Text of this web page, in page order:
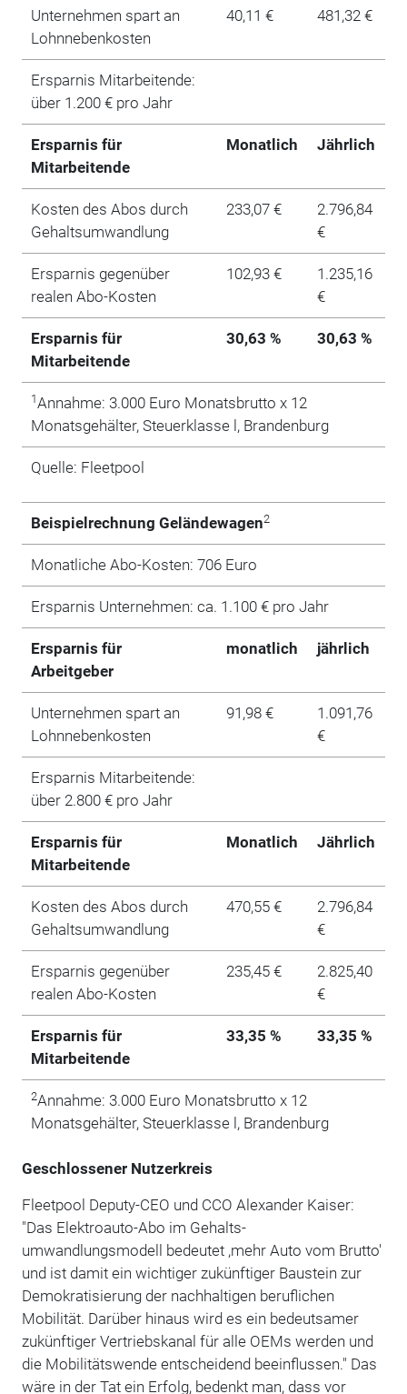
Unternehmen spart an
Lohnnebenkosten
40,11 € 481,32 €
Ersparnis Mitarbeitende:
über 1.200 € pro Jahr
Ersparnis für
Mitarbeitende
Monatlich Jährlich
Kosten des Abos durch
Gehaltsumwandlung
233,07 €
2.796,84
€
Ersparnis gegenüber
realen Abo-Kosten
102,93 €
1.235,16
€
Ersparnis für
Mitarbeitende
30,63 % 30,63 %
1Annahme: 3.000 Euro Monatsbrutto x 12
Monatsgehälter, Steuerklasse l, Brandenburg
Quelle: Fleetpool
Beispielrechnung Geländewagen2
Monatliche Abo-Kosten: 706 Euro
Ersparnis Unternehmen: ca. 1.100 € pro Jahr
Ersparnis für
Arbeitgeber
monatlich jährlich
Unternehmen spart an
Lohnnebenkosten
91,98 €
1.091,76
€
Ersparnis Mitarbeitende:
über 2.800 € pro Jahr
Ersparnis für
Mitarbeitende
Monatlich Jährlich
Kosten des Abos durch
Gehaltsumwandlung
470,55 €
2.796,84
€
Ersparnis gegenüber
realen Abo-Kosten
235,45 €
2.825,40
€
Ersparnis für
Mitarbeitende
33,35 % 33,35 %
2Annahme: 3.000 Euro Monatsbrutto x 12
Monatsgehälter, Steuerklasse l, Brandenburg
Geschlossener Nutzerkreis
Fleetpool Deputy-CEO und CCO Alexander Kaiser:
"Das Elektroauto-Abo im Gehalts-
umwandlungsmodell bedeutet ,mehr Auto vom Brutto'
und ist damit ein wichtiger zukünftiger Baustein zur
Demokratisierung der nachhaltigen beruflichen
Mobilität. Darüber hinaus wird es ein bedeutsamer
zukünftiger Vertriebskanal für alle OEMs werden und
die Mobilitätswende entscheidend beeinflussen." Das
wäre in der Tat ein Erfolg, bedenkt man, dass vor